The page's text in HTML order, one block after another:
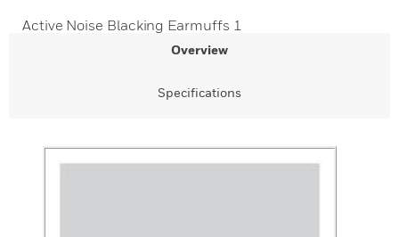
Active Noise Blacking Earmuffs 1
Overview
Specifications